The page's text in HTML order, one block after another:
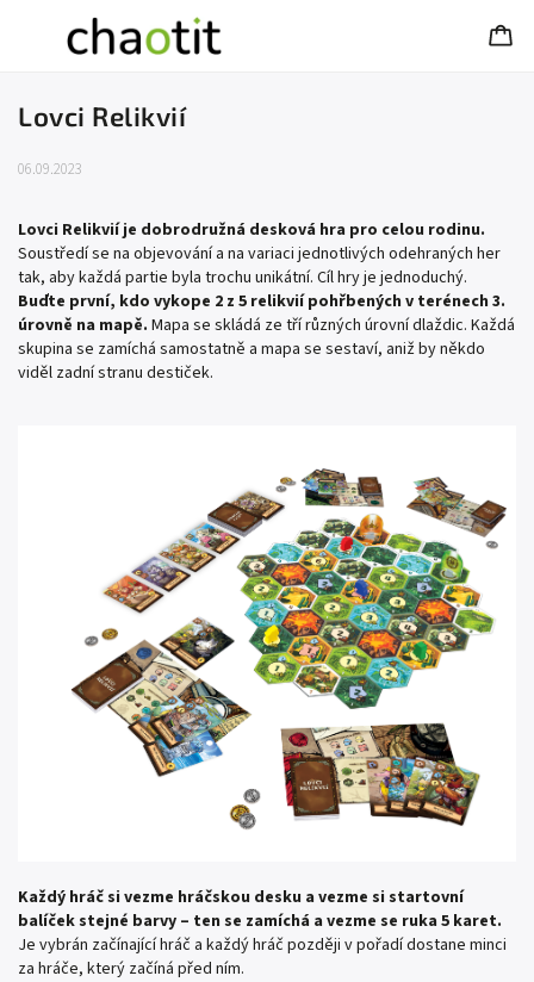
Lovci Relikvií
06.09.2023
Lovci Relikvií je dobrodružná desková hra pro celou rodinu.
Soustředí se na objevování a na variaci jednotlivých odehraných her
tak, aby každá partie byla trochu unikátní. Cíl hry je jednoduchý.
Buďte první, kdo vykope 2 z 5 relikvií pohřbených v terénech 3.
úrovně na mapě. Mapa se skládá ze tří různých úrovní dlaždic. Každá
skupina se zamíchá samostatně a mapa se sestaví, aniž by někdo
viděl zadní stranu destiček.
Každý hráč si vezme hráčskou desku a vezme si startovní
balíček stejné barvy – ten se zamíchá a vezme se ruka 5 karet.
Je vybrán začínající hráč a každý hráč později v pořadí dostane minci
za hráče, který začíná před ním.